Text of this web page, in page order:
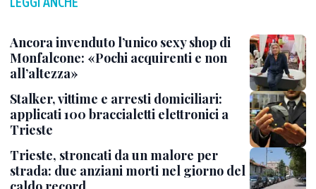
Ancora invenduto l’unico sexy shop di
Monfalcone: «Pochi acquirenti e non
all’altezza»
Stalker, vittime e arresti domiciliari:
applicati 100 braccialetti elettronici a
Trieste
Trieste, stroncati da un malore per
strada: due anziani morti nel giorno del